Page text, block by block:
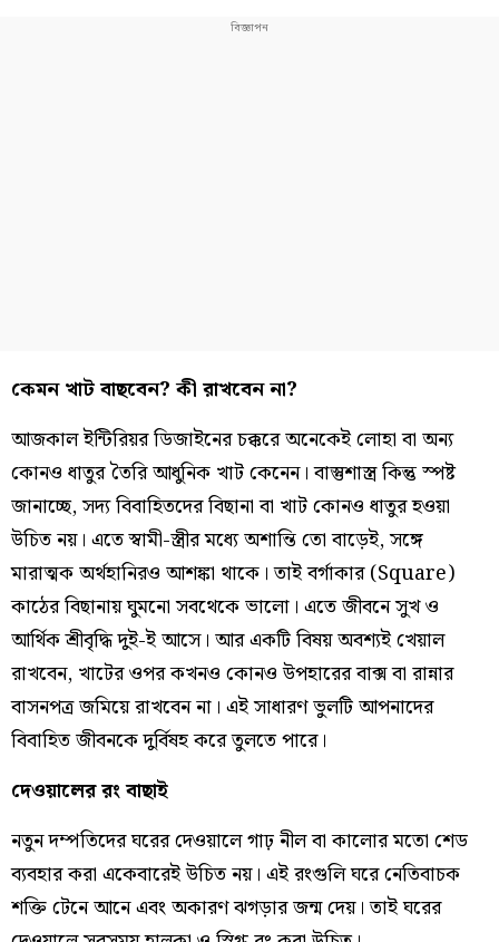
কেমন খাট বাছবেন? কী রাখবেন না?
আজকাল ইন্টিরিয়র ডিজাইনের চক্করে অনেকেই লোহা বা অন্য
কোনও ধাতুর তৈরি আধুনিক খাট কেনেন। বাস্তুশাস্ত্র কিন্তু স্পষ্ট
জানাচ্ছে, সদ্য বিবাহিতদের বিছানা বা খাট কোনও ধাতুর হওয়া
উচিত নয়। এতে স্বামী-স্ত্রীর মধ্যে অশান্তি তো বাড়েই, সঙ্গে
মারাত্মক অর্থহানিরও আশঙ্কা থাকে। তাই বর্গাকার (Square)
কাঠের বিছানায় ঘুমনো সবথেকে ভালো। এতে জীবনে সুখ ও
আর্থিক শ্রীবৃদ্ধি দুই-ই আসে। আর একটি বিষয় অবশ্যই খেয়াল
রাখবেন, খাটের ওপর কখনও কোনও উপহারের বাক্স বা রান্নার
বাসনপত্র জমিয়ে রাখবেন না। এই সাধারণ ভুলটি আপনাদের
বিবাহিত জীবনকে দুর্বিষহ করে তুলতে পারে।
দেওয়ালের রং বাছাই
নতুন দম্পতিদের ঘরের দেওয়ালে গাঢ় নীল বা কালোর মতো শেড
ব্যবহার করা একেবারেই উচিত নয়। এই রংগুলি ঘরে নেতিবাচক
শক্তি টেনে আনে এবং অকারণ ঝগড়ার জন্ম দেয়। তাই ঘরের